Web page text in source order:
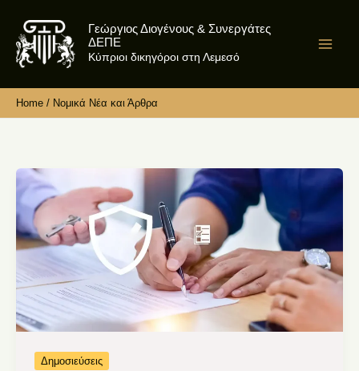
content
Γεώργιος Διογένους & Συνεργάτες
ΔΕΠΕ
Κύπριοι δικηγόροι στη Λεμεσό
Home Νομικά Νέα και Άρθρα
Δημοσιεύσεις